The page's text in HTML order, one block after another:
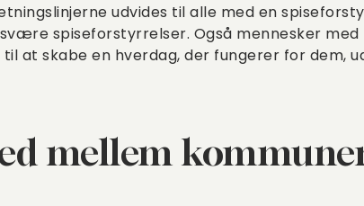
udvides til alle med en
spiseforstyrrelser. Også mennesker
at skabe en hverdag, der fungerer for dem,
mellem